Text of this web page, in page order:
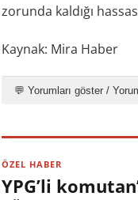
zorunda kaldığı
Kaynak: Mira Haber
💬 Yorumları göster /
ÖZEL HABER
YPG’li